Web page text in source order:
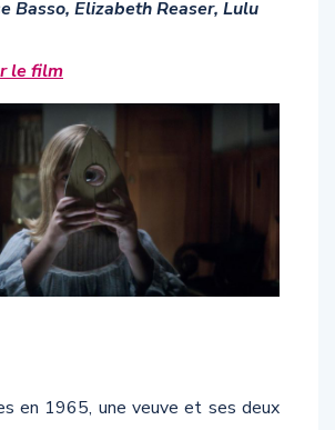
le film
une nouvelle arnaque pour